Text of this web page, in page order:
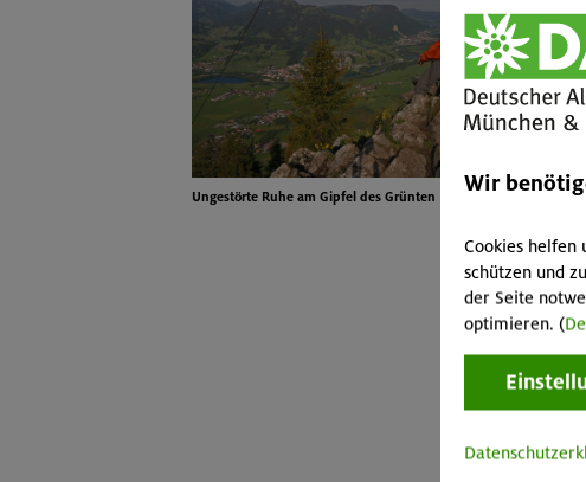
Ungestörte Ruhe am Gipfel des Grünten
Wir
Cookies helfen
schützen und
der Seite
optimieren. (